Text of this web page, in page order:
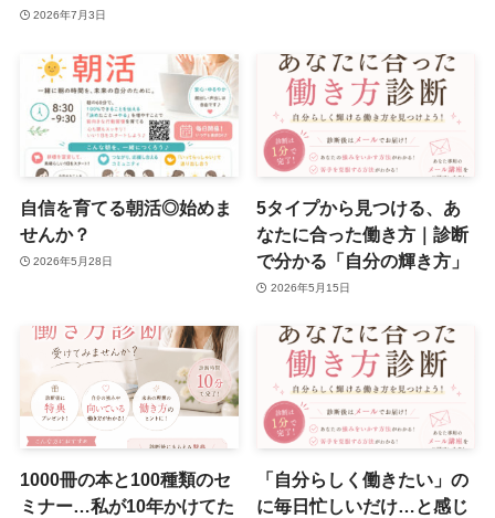
2026年7月3日
自信を育てる朝活◎始めま
せんか？
2026年5月28日
5タイプから見つける、あ
なたに合った働き方｜診断
で分かる「自分の輝き方」
2026年5月15日
1000冊の本と100種類のセ
ミナー…私が10年かけてた
「自分らしく働きたい」の
に毎日忙しいだけ…と感じ